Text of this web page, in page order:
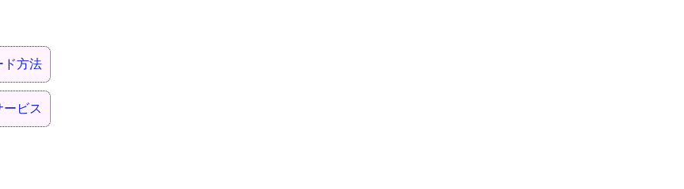
ド方法
ービス